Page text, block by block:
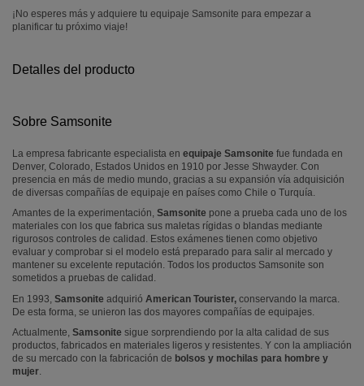
¡No esperes más y adquiere tu equipaje Samsonite para empezar a
planificar tu próximo viaje!
Detalles del producto
Sobre Samsonite
La empresa fabricante especialista en equipaje Samsonite fue fundada en
Denver, Colorado, Estados Unidos en 1910 por Jesse Shwayder. Con
presencia en más de medio mundo, gracias a su expansión vía adquisición
de diversas compañías de equipaje en países como Chile o Turquía.
Amantes de la experimentación, Samsonite pone a prueba cada uno de los
materiales con los que fabrica sus maletas rígidas o blandas mediante
rigurosos controles de calidad. Estos exámenes tienen como objetivo
evaluar y comprobar si el modelo está preparado para salir al mercado y
mantener su excelente reputación. Todos los productos Samsonite son
sometidos a pruebas de calidad.
En 1993, Samsonite adquirió American Tourister, conservando la marca.
De esta forma, se unieron las dos mayores compañías de equipajes.
Actualmente, Samsonite sigue sorprendiendo por la alta calidad de sus
productos, fabricados en materiales ligeros y resistentes. Y con la ampliación
de su mercado con la fabricación de bolsos y mochilas para hombre y
mujer.